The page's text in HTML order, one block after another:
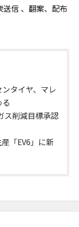
信 、翻案、配布
タイヤ、マレ
ス削減目標承認
「EV6」に新